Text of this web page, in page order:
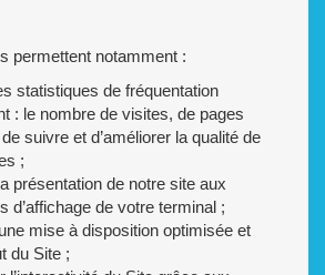
permettent notamment :
statistiques de fréquentation
: le nombre de visites, de pages
suivre et d’améliorer la qualité de
;
présentation de notre site aux
d’affichage de votre terminal ;
mise à disposition optimisée et
du Site ;